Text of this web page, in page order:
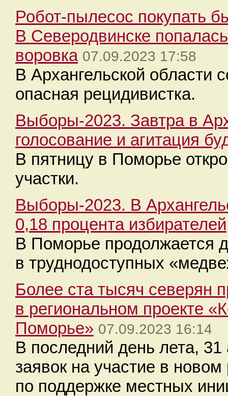
Робот-пылесос покупать
В Северодвинске
воровка 07.09.2023 17:58
В Архангельской области
опасная рецидивистка.
Выборы-2023. Завтра в
голосование и агитация
В пятницу в Поморье
участки.
Выборы-2023. В
0,18 процента избирателей
В Поморье продолжается
в труднодоступных
Более ста тысяч северян
в региональном проекте
Поморье» 07.09.2023 16:14
В последний день лета,
заявок на участие в
по поддержке местных